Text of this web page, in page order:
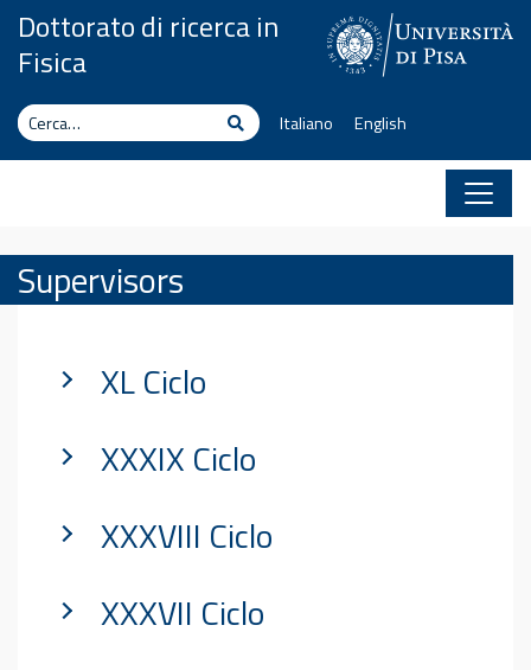
Vai al contenuto
Dottorato di ricerca in
Fisica
Cerca CercaItaliano English
Supervisors
XL Ciclo
XXXIX Ciclo
XXXVIII Ciclo
XXXVII Ciclo